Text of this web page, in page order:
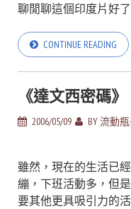
聊閒聊這個印度片好
CONTINUE READING
《達文西密碼》
2006/05/09 BY流動
雖然，現在的生活已
繃，下班活動多，但
要其他更具吸引力的